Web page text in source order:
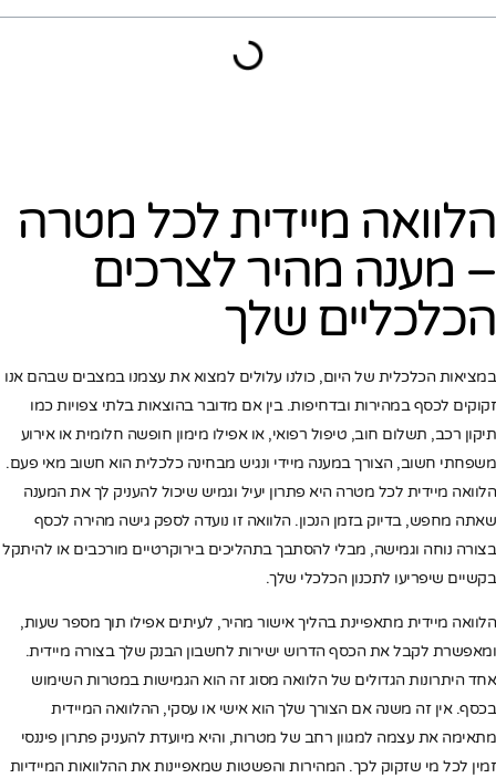
הלוואה מיידית לכל מטרה
– מענה מהיר לצרכים
הכלכליים שלך
במציאות הכלכלית של היום, כולנו עלולים למצוא את עצמנו במצבים שבהם אנו
זקוקים לכסף במהירות ובדחיפות. בין אם מדובר בהוצאות בלתי צפויות כמו
תיקון רכב, תשלום חוב, טיפול רפואי, או אפילו מימון חופשה חלומית או אירוע
משפחתי חשוב, הצורך במענה מיידי ונגיש מבחינה כלכלית הוא חשוב מאי פעם.
הלוואה מיידית לכל מטרה היא פתרון יעיל וגמיש שיכול להעניק לך את המענה
שאתה מחפש, בדיוק בזמן הנכון. הלוואה זו נועדה לספק גישה מהירה לכסף
בצורה נוחה וגמישה, מבלי להסתבך בתהליכים בירוקרטיים מורכבים או להיתקל
בקשיים שיפריעו לתכנון הכלכלי שלך.
הלוואה מיידית מתאפיינת בהליך אישור מהיר, לעיתים אפילו תוך מספר שעות,
ומאפשרת לקבל את הכסף הדרוש ישירות לחשבון הבנק שלך בצורה מיידית.
אחד היתרונות הגדולים של הלוואה מסוג זה הוא הגמישות במטרות השימוש
בכסף. אין זה משנה אם הצורך שלך הוא אישי או עסקי, ההלוואה המיידית
מתאימה את עצמה למגוון רחב של מטרות, והיא מיועדת להעניק פתרון פיננסי
זמין לכל מי שזקוק לכך. המהירות והפשטות שמאפיינות את ההלוואות המיידיות